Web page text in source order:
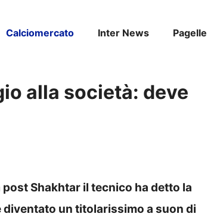
Calciomercato Inter News Pagelle
alla società: deve
Shakhtar il tecnico ha detto la
diventato un titolarissimo a suon di